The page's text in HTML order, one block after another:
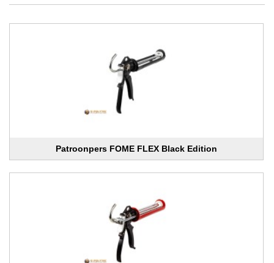
Patroonpers FOME FLEX Black Edition